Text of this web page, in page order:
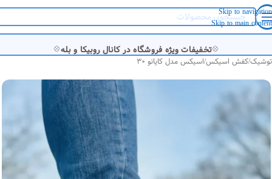
Skip to navigation
Skip to main content
💠تخفیفات ویژه فروشگاه در کانال روبیکا و بله💠
توشیک/کفش اسیکس/اسیکس مدل کایانو 30